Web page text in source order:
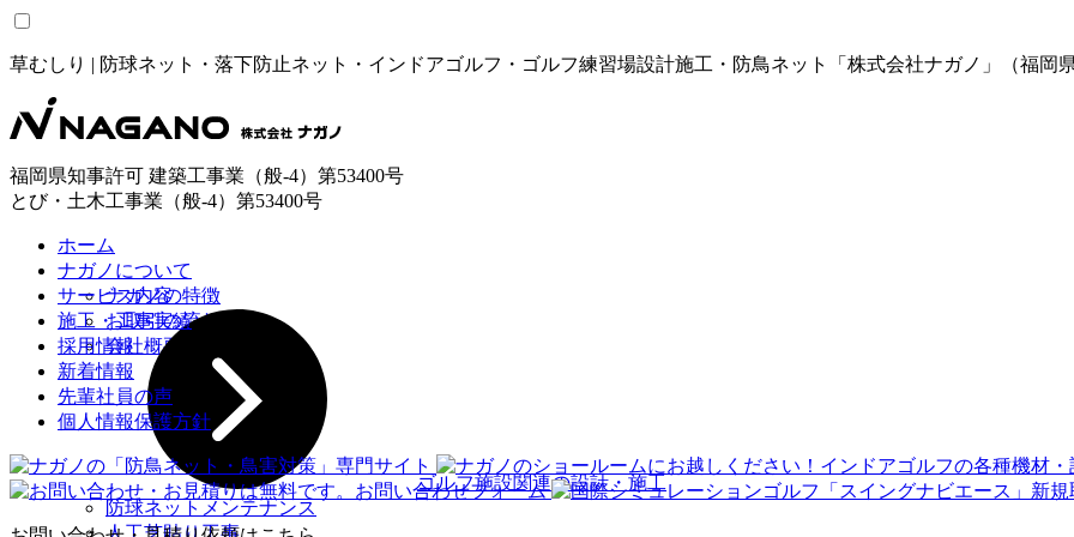
草むしり | 防球ネット・落下防止ネット・インドアゴルフ・ゴルフ練習場設計施工・防鳥ネット「株式会社ナガノ」（福岡
福岡県知事許可 建築工事業（般-4）第53400号
とび・土木工事業（般-4）第53400号
ホーム
ナガノについて
ナガノの特徴
お取引の流れ
会社概要
サービス内容
ゴルフ施設関連の設計・施工
防球ネットメンテナンス
人工芝貼り工事
施工・工事実績
採用情報
新着情報
先輩社員の声
個人情報保護方針